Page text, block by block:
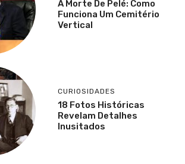
A Morte De Pelé: Como
Funciona Um Cemitério
Vertical
CURIOSIDADES
18 Fotos Históricas
Revelam Detalhes
Inusitados